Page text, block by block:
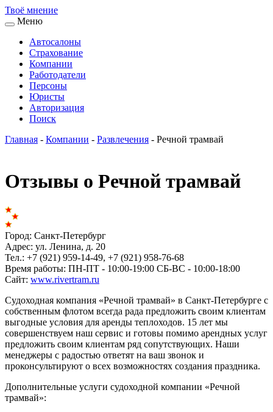
Твоё мнение
Меню
Автосалоны
Страхование
Компании
Работодатели
Персоны
Юристы
Авторизация
Поиск
Главная - Компании - Развлечения - Речной трамвай
Отзывы о Речной трамвай
Город: Санкт-Петербург
Адрес: ул. Ленина, д. 20
Тел.: +7 (921) 959-14-49, +7 (921) 958-76-68
Время работы: ПН-ПТ - 10:00-19:00 СБ-ВС - 10:00-18:00
Сайт: www.rivertram.ru
Судоходная компания «Речной трамвай» в Санкт-Петербурге с
собственным флотом всегда рада предложить своим клиентам
выгодные условия для аренды теплоходов. 15 лет мы
совершенствуем наш сервис и готовы помимо арендных услуг
предложить своим клиентам ряд сопутствующих. Наши
менеджеры с радостью ответят на ваш звонок и
проконсультируют о всех возможностях создания праздника.
Дополнительные услуги судоходной компании «Речной
трамвай»: